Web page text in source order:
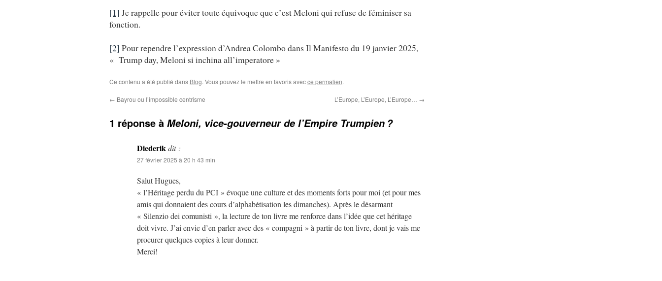
[1] Je rappelle pour éviter toute équivoque que c’est Meloni qui refuse de féminiser sa
fonction.
[2] Pour rependre l’expression d’Andrea Colombo dans Il Manifesto du 19 janvier 2025,
« Trump day, Meloni si inchina all’imperatore »
Ce contenu a été publié dans Blog. Vous pouvez le mettre en favoris avecce permalien.
← Bayrou ou l’impossible centrisme L’Europe, L’Europe, L’Europe… →
1 réponse à Meloni, vice-gouverneur de l’Empire Trumpien ?
Diederikdit :
27 février 2025 à 20 h 43 min
Salut Hugues,
« l’Héritage perdu du PCI » évoque une culture et des moments forts pour moi (et pour mes
amis qui donnaient des cours d’alphabétisation les dimanches). Après le désarmant
« Silenzio dei comunisti », la lecture de ton livre me renforce dans l’idée que cet héritage
doit vivre. J’ai envie d’en parler avec des « compagni » à partir de ton livre, dont je vais me
procurer quelques copies à leur donner.
Merci!